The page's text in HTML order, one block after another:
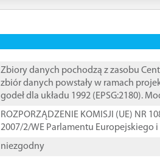
Zbiory danych pochodzą z zasobu
zbiór danych powstały w ramach
godeł dla układu 1992 (EPSG:2180).
ROZPORZĄDZENIE KOMISJI (UE)
2007/2/WE Parlamentu Europejskiego
niezgodny